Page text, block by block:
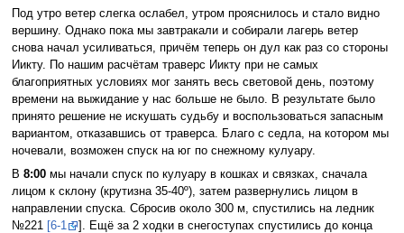
Под утро ветер слегка ослабел, утром прояснилось и стало видно
вершину. Однако пока мы завтракали и собирали лагерь ветер
снова начал усиливаться, причём теперь он дул как раз со стороны
Иикту. По нашим расчётам траверс Иикту при не самых
благоприятных условиях мог занять весь световой день, поэтому
времени на выжидание у нас больше не было. В результате было
принято решение не искушать судьбу и воспользоваться запасным
вариантом, отказавшись от траверса. Благо с седла, на котором мы
ночевали, возможен спуск на юг по снежному кулуару.
В 8:00мы начали спуск по кулуару в кошках и связках, сначала
лицом к склону (крутизна 35-40º), затем развернулись лицом в
направлении спуска. Сбросив около 300 м, спустились на ледник
№221
[6-1
]. Ещё за 2 ходки в снегоступах спустились до конца